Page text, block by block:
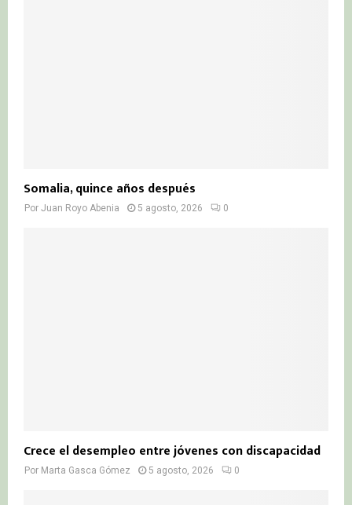
Somalia, quince años después
Por Juan Royo Abenia 5 agosto, 2026 0
Crece el desempleo entre jóvenes con discapacidad
Por Marta Gasca Gómez 5 agosto, 2026 0